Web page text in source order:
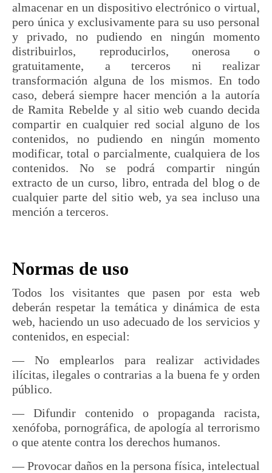
almacenar en un dispositivo electrónico o virtual,
pero única y exclusivamente para su uso personal
y privado, no pudiendo en ningún momento
distribuirlos, reproducirlos, onerosa o
gratuitamente, a terceros ni realizar
transformación alguna de los mismos. En todo
caso, deberá siempre hacer mención a la autoría
de Ramita Rebelde y al sitio web cuando decida
compartir en cualquier red social alguno de los
contenidos, no pudiendo en ningún momento
modificar, total o parcialmente, cualquiera de los
contenidos. No se podrá compartir ningún
extracto de un curso, libro, entrada del blog o de
cualquier parte del sitio web, ya sea incluso una
mención a terceros.
Normas de uso
Todos los visitantes que pasen por esta web
deberán respetar la temática y dinámica de esta
web, haciendo un uso adecuado de los servicios y
contenidos, en especial:
— No emplearlos para realizar actividades
ilícitas, ilegales o contrarias a la buena fe y orden
público.
— Difundir contenido o propaganda racista,
xenófoba, pornográfica, de apología al terrorismo
o que atente contra los derechos humanos.
— Provocar daños en la persona física, intelectual